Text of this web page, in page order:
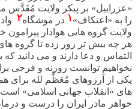
«عزراییل» بر پیکر ولایت مُقَدَّس
را به «اعتکاف»۱ در موشگاه۲
ولایت گروه هایی هوادار پیرامون
هر چه بیش تر زور زده تا گروه
التماس و دعا دارند و می دانید
نخواهیم توانست روزنه و فرجی
یکی از آرزوهای مُعَظَّم لله برای
های «انقلاب جهانی اسلامی» است،
خواهر مادر ایران را درست و